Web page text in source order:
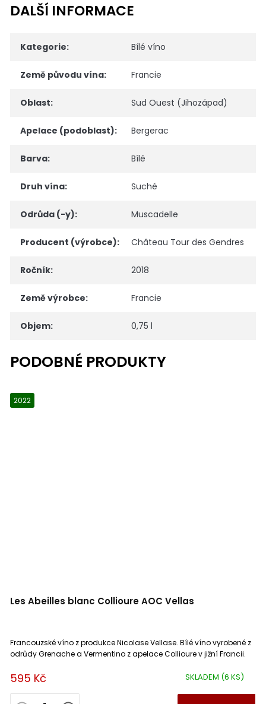
DALŠÍ INFORMACE
Kategorie: Bílé víno
Země původu vína: Francie
Oblast: Sud Ouest (Jihozápad)
Apelace (podoblast): Bergerac
Barva: Bílé
Druh vína: Suché
Odrůda (-y): Muscadelle
Producent (výrobce): Château Tour des Gendres
Ročník: 2018
Země výrobce: Francie
Objem: 0,75 l
2022
Les Abeilles blanc Collioure AOC Vellas
SKLADEM (6 KS)
595 Kč
Francouzské víno z produkce Nicolase Vellase. Bílé víno vyrobené z
odrůdy Grenache a Vermentino z apelace Collioure v jižní Francii.